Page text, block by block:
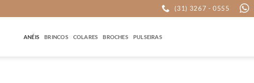
(31) 3267 - 0555
ANÉIS BRINCOS COLARES BROCHES PULSEIRAS